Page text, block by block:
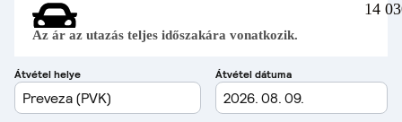
14
Az ár az utazás teljes időszakára vonatkozik.